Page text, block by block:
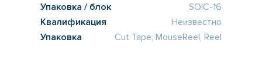
Упаковка / блок
SOIC-16
Квалификация
Неизвестно
Упаковка
Cut Tape, MouseReel, Reel